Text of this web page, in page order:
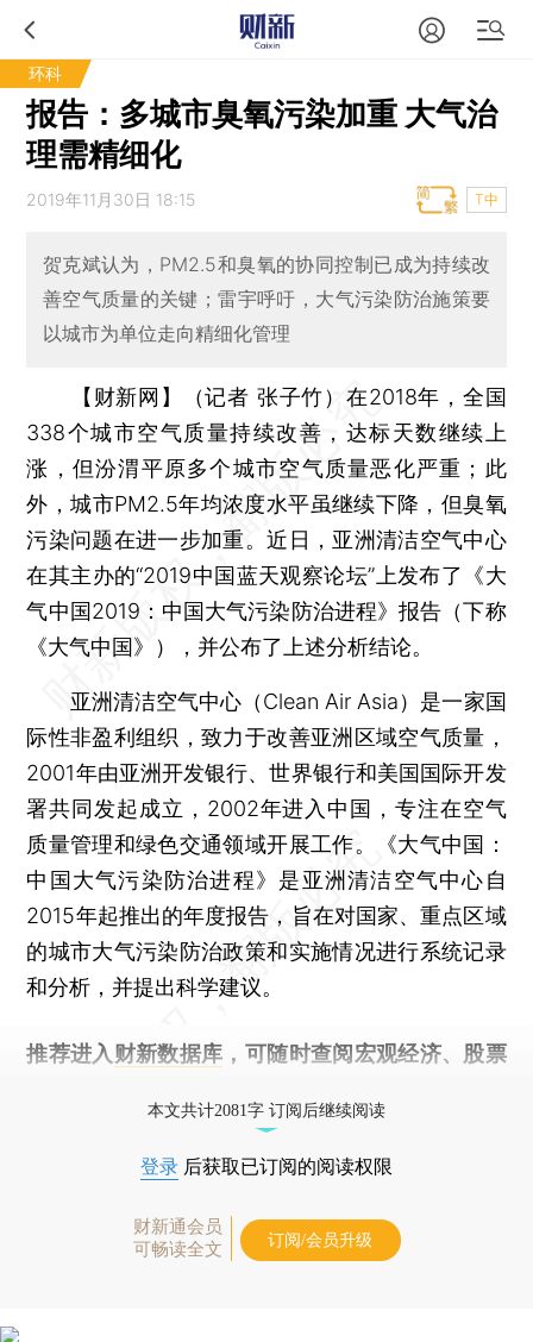
环科
报告：多城市臭氧污染加重 大气治
理需精细化
2019年11月30日 18:15 T中
贺克斌认为，PM2.5和臭氧的协同控制已成为持续改
善空气质量的关键；雷宇呼吁，大气污染防治施策要
以城市为单位走向精细化管理
【财新网】（记者 张子竹） 在2018年，全国
338个城市空气质量持续改善，达标天数继续上
涨，但汾渭平原多个城市空气质量恶化严重；此
外，城市PM2.5年均浓度水平虽继续下降，但臭氧
污染问题在进一步加重。近日，亚洲清洁空气中心
在其主办的“2019中国蓝天观察论坛”上发布了《大
气中国2019：中国大气污染防治进程》报告（下称
《大气中国》），并公布了上述分析结论。
亚洲清洁空气中心（Clean Air Asia）是一家国
际性非盈利组织，致力于改善亚洲区域空气质量，
2001年由亚洲开发银行、世界银行和美国国际开发
署共同发起成立，2002年进入中国，专注在空气
质量管理和绿色交通领域开展工作。《大气中国：
中国大气污染防治进程》是亚洲清洁空气中心自
2015年起推出的年度报告，旨在对国家、重点区域
的城市大气污染防治政策和实施情况进行系统记录
和分析，并提出科学建议。
推荐进入 财新数据库 ，可随时查阅宏观经济、股票
本文共计2081字 订阅后继续阅读
登录 后获取已订阅的阅读权限
财新通会员
可畅读全文
订阅/会员升级